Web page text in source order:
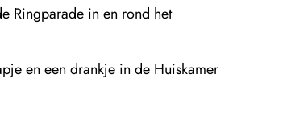
Ringparade in en rond het
en een drankje in de Huiskamer